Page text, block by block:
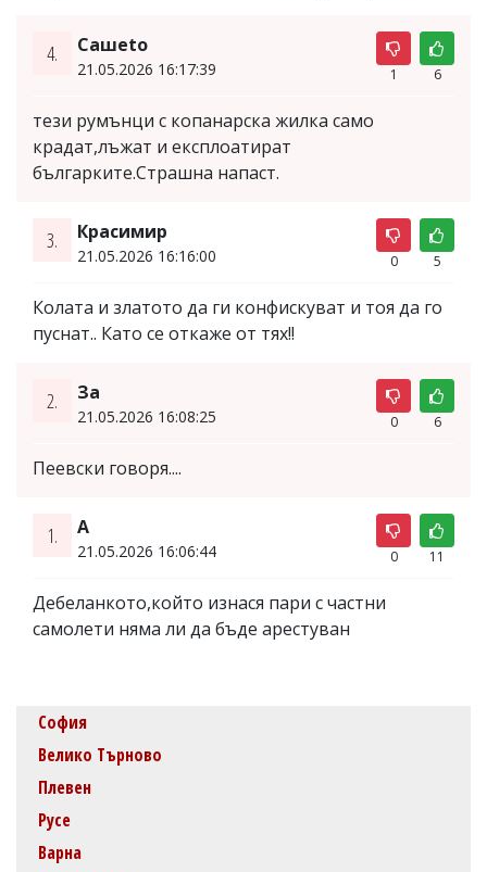
4. Сашеto
21.05.2026 16:17:39 1 6
тези румънци с копанарска жилка само
крадат,лъжат и експлоатират
българките.Страшна напаст.
3. Красимир
21.05.2026 16:16:00 0 5
Колата и златото да ги конфискуват и тоя да го
пуснат.. Като се откаже от тях!!
2. За
21.05.2026 16:08:25 0 6
Пеевски говоря....
1. A
21.05.2026 16:06:44 0 11
Дебеланкото,който изнася пари с частни
самолети няма ли да бъде арестуван
София
Велико Търново
Плевен
Русе
Варна